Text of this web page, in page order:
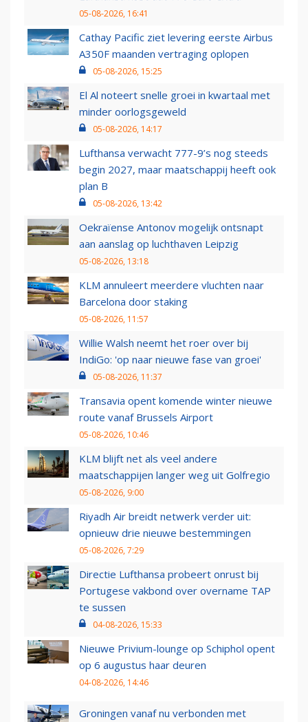
05-08-2026, 16:41
Cathay Pacific ziet levering eerste Airbus
A350F maanden vertraging oplopen
05-08-2026, 15:25
El Al noteert snelle groei in kwartaal met
minder oorlogsgeweld
05-08-2026, 14:17
Lufthansa verwacht 777-9’s nog steeds
begin 2027, maar maatschappij heeft ook
plan B
05-08-2026, 13:42
Oekraïense Antonov mogelijk ontsnapt
aan aanslag op luchthaven Leipzig
05-08-2026, 13:18
KLM annuleert meerdere vluchten naar
Barcelona door staking
05-08-2026, 11:57
Willie Walsh neemt het roer over bij
IndiGo: 'op naar nieuwe fase van groei'
05-08-2026, 11:37
Transavia opent komende winter nieuwe
route vanaf Brussels Airport
05-08-2026, 10:46
KLM blijft net als veel andere
maatschappijen langer weg uit Golfregio
05-08-2026, 9:00
Riyadh Air breidt netwerk verder uit:
opnieuw drie nieuwe bestemmingen
05-08-2026, 7:29
Directie Lufthansa probeert onrust bij
Portugese vakbond over overname TAP
te sussen
04-08-2026, 15:33
Nieuwe Privium-lounge op Schiphol opent
op 6 augustus haar deuren
04-08-2026, 14:46
Groningen vanaf nu verbonden met